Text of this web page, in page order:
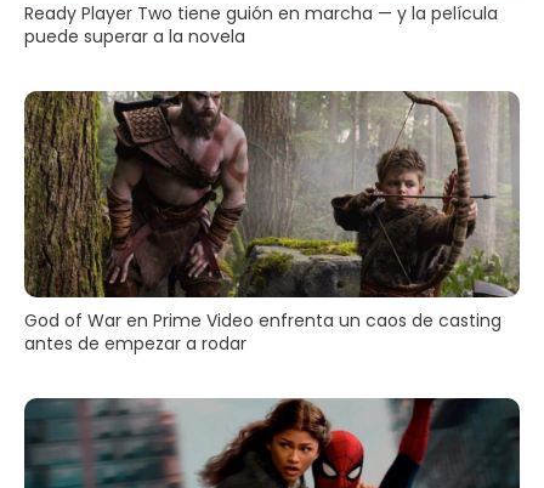
Ready Player Two tiene guión en marcha — y la película
puede superar a la novela
God of War en Prime Video enfrenta un caos de casting
antes de empezar a rodar